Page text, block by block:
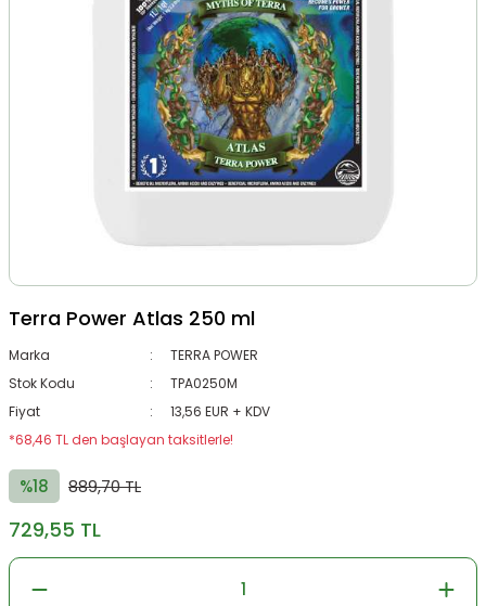
Terra Power Atlas 250 ml
Marka
TERRA POWER
Stok Kodu
TPA0250M
Fiyat
13,56 EUR + KDV
*68,46 TL den başlayan taksitlerle!
%18 889,70 TL
729,55 TL